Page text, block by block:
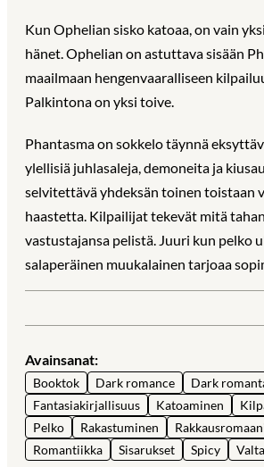
Kun Ophelian sisko katoaa, on vain
hänet. Ophelian on astuttava sisään
maailmaan hengenvaaralliseen
Palkintona on yksi toive.
Phantasma on sokkelo täynnä
ylellisiä juhlasaleja, demoneita ja
selvitettävä yhdeksän toinen toistaan
haastetta. Kilpailijat tekevät mitä
vastustajansa pelistä. Juuri kun pelko
salaperäinen muukalainen tarjoaa
Avainsanat:
Booktok Dark romance Dark
Fantasiakirjallisuus
Katoaminen
Pelko
Rakastuminen
Romantiikka
Sisarukset Spicy